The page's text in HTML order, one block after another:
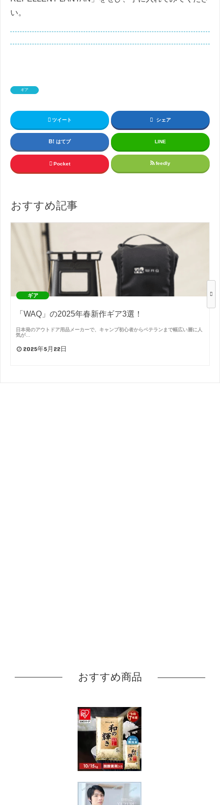
い。
ギア
ツイート シェア
はてブ LINE
Pocket feedly
おすすめ記事
ギア
「WAQ」の2025年春新作ギア3選！
日本発のアウトドア用品メーカーで、キャンプ初心者からベテランまで幅広い層に人
気が…
2025年5月22日
おすすめ商品